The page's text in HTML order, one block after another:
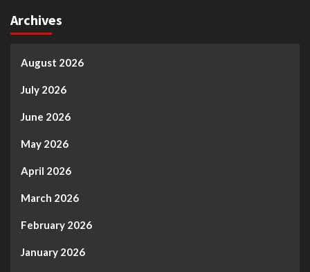
Archives
August 2026
July 2026
June 2026
May 2026
April 2026
March 2026
February 2026
January 2026